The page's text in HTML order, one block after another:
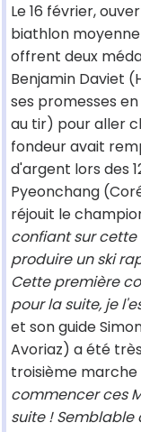
Le 16 février,
biathlon
offrent deux
Benjamin Daviet
ses promesses
au tir) pour aller
fondeur avait
d'argent lors des
Pyeonchang
réjouit le
confiant sur cette
produire un ski
Cette première
pour la suite, je
et son guide
Avoriaz) a été
troisième marche
commencer ces
suite !